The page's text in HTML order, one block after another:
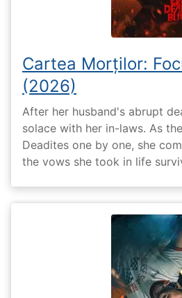
Cartea Morților:
(2026)
After her husband's abrupt
solace with her in-laws. As
Deadites one by one, she
the vows she took in life